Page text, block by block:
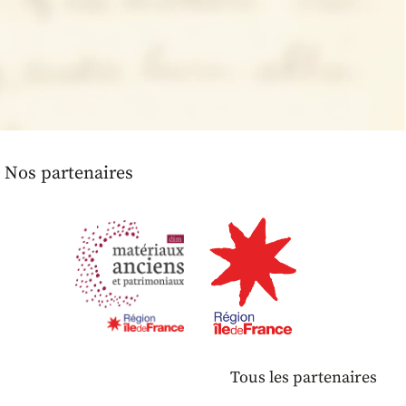
Nos partenaires
Tous les partenaires